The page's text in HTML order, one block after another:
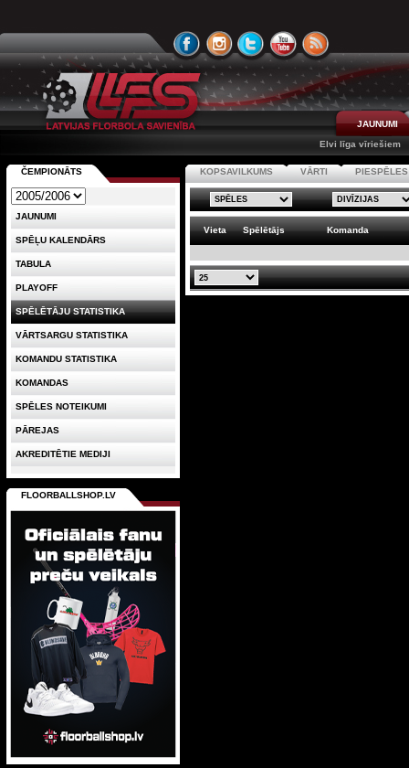
JAUNUMI
Elvi līga vīriešiem
KOPSAVILKUMS VĀRTI PIESPĒLES
Vieta Spēlētājs Komanda
ČEMPIONĀTS
JAUNUMI
SPĒĻU KALENDĀRS
TABULA
PLAYOFF
SPĒLĒTĀJU STATISTIKA
VĀRTSARGU STATISTIKA
KOMANDU STATISTIKA
KOMANDAS
SPĒLES NOTEIKUMI
PĀREJAS
AKREDITĒTIE MEDIJI
FLOORBALLSHOP.LV